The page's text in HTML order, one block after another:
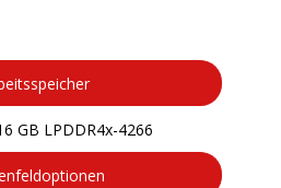
GB LPDDR4x-4266